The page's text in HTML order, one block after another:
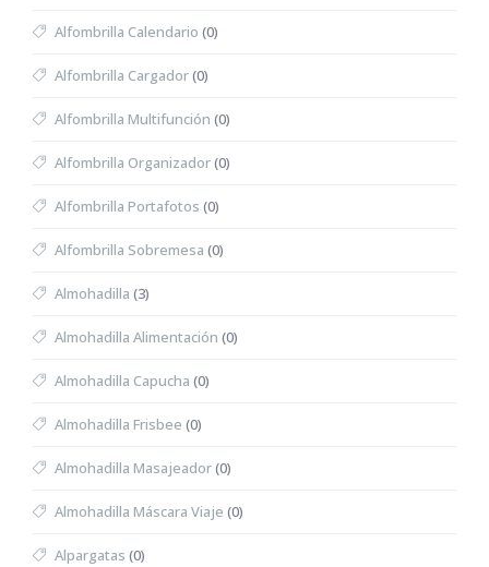
Alfombrilla Calendario (0)
Alfombrilla Cargador(0)
Alfombrilla Multifunción (0)
Alfombrilla Organizador(0)
Alfombrilla Portafotos (0)
Alfombrilla Sobremesa (0)
Almohadilla (3)
Almohadilla Alimentación (0)
Almohadilla Capucha (0)
Almohadilla Frisbee (0)
Almohadilla Masajeador(0)
Almohadilla Máscara Viaje (0)
Alpargatas (0)